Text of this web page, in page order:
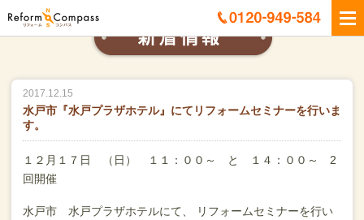
2017.12.15
水戸市『水戸プラザホテル』にてリフォームセミナーを行いま
す。
１２月１７日 （日） １１：００～ と １４：００～ 2
回開催
水戸市 水戸プラザホテルにて、
リフォームセミナーを行い